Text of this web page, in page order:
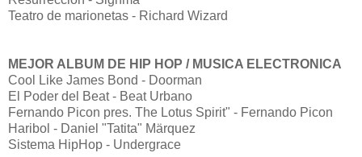
Teatro de marionetas - Richard Wizard
MEJOR ALBUM DE HIP HOP / MUSICA ELECTRONICA
Cool Like James Bond - Doorman
El Poder del Beat - Beat Urbano
Fernando Picon pres. The Lotus Spirit" - Fernando Picon
Haribol - Daniel "Tatita" Märquez
Sistema HipHop - Undergrace